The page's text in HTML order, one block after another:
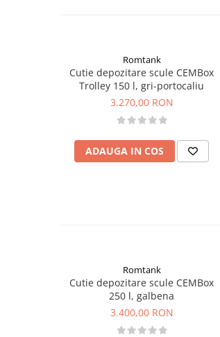
Romtank
Cutie depozitare scule CEMBox
Trolley 150 l, gri-portocaliu
3.270,00 RON
ADAUGA IN COS
Romtank
Cutie depozitare scule CEMBox
250 l, galbena
3.400,00 RON